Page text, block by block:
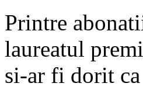
Printre
laureatul
si-ar fi dorit